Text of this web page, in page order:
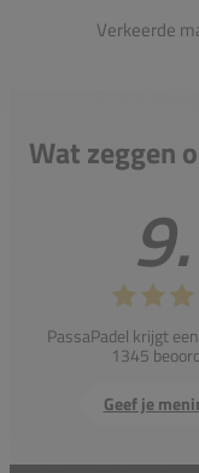
Verkeerde
Wat zeggen
PassaPadel krijgt
1345
Geef je